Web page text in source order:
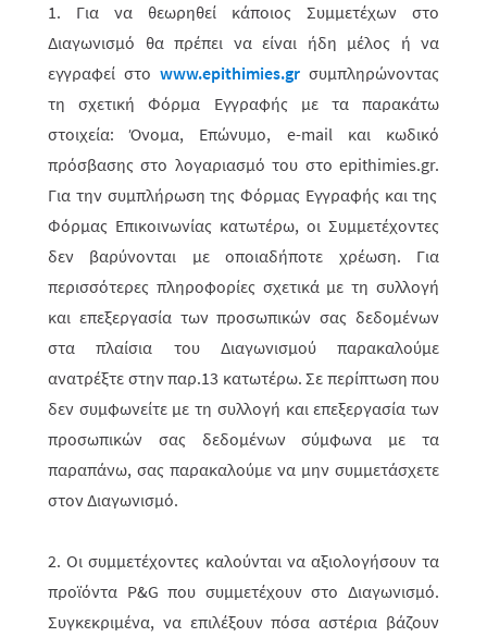
1. Για να θεωρηθεί κάποιος Συμμετέχων στο
Διαγωνισμό θα πρέπει να είναι ήδη μέλος ή να
εγγραφεί στο www.epithimies.gr συμπληρώνοντας
τη σχετική Φόρμα Εγγραφής με τα παρακάτω
στοιχεία: Όνομα, Επώνυμο, e-mailκαι κωδικό
πρόσβασης στο λογαριασμό του στο epithimies.gr.
Για την συμπλήρωση της Φόρμας Εγγραφής και της
Φόρμας Επικοινωνίας κατωτέρω, οι Συμμετέχοντες
δεν βαρύνονται με οποιαδήποτε χρέωση. Για
περισσότερες πληροφορίες σχετικά με τη συλλογή
και επεξεργασία των προσωπικών σας δεδομένων
στα πλαίσια του Διαγωνισμού παρακαλούμε
ανατρέξτε στην παρ.13 κατωτέρω. Σε περίπτωση που
δεν συμφωνείτε με τη συλλογή και επεξεργασία των
προσωπικών σας δεδομένων σύμφωνα με τα
παραπάνω, σας παρακαλούμε να μην συμμετάσχετε
στον Διαγωνισμό.
2. Οι συμμετέχοντες καλούνται να αξιολογήσουν τα
προϊόντα P&G που συμμετέχουν στο Διαγωνισμό.
Συγκεκριμένα, να επιλέξουν πόσα αστέρια βάζουν